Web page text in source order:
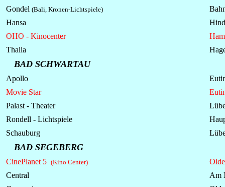
Gondel (Bali, Kronen-Lichtspiele)
Hansa
OHO - Kinocenter
Thalia
BAD SCHWARTAU
Apollo
Movie Star
Palast - Theater
Rondell - Lichtspiele
Schauburg
BAD SEGEBERG
CinePlanet 5 (Kino Center)
Central
Am